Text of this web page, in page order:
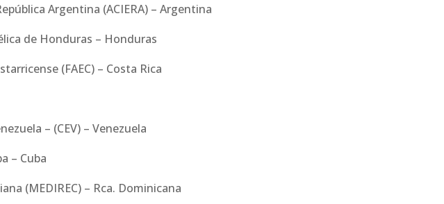
Argentina (ACIERA) – Argentina
de Honduras – Honduras
(FAEC) – Costa Rica
– (CEV) – Venezuela
– Cuba
(MEDIREC) – Rca. Dominicana